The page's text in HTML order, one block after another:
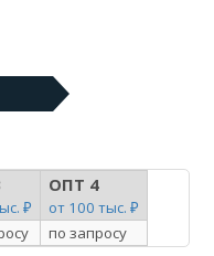
₽
ОПТ 4
от 100 тыс. ₽
по запросу